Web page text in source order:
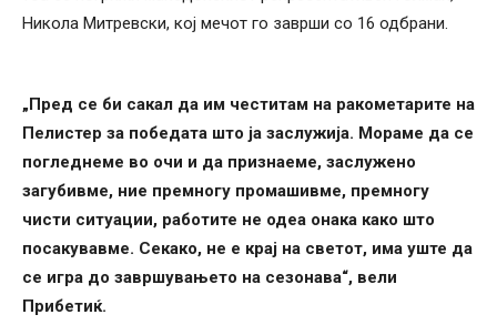
Никола Митревски, кој мечот го заврши со 16 одбрани.
„Пред се би сакал да им честитам на ракометарите на
Пелистер за победата што ја заслужија. Мораме да се
погледнеме во очи и да признаеме, заслужено
загубивме, ние премногу промашивме, премногу
чисти ситуации, работите не одеа онака како што
посакувавме. Секако, не е крај на светот, има уште да
се игра до завршувањето на сезонава“, вели
Прибетиќ.